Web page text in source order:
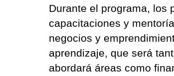
Durante el programa, los
capacitaciones y
negocios y
aprendizaje, que será
abordará áreas como